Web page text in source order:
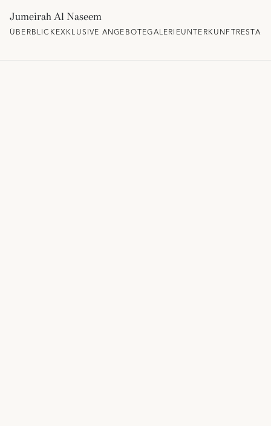
Jumeirah Al Naseem
ÜBERBLICKEXKLUSIVE ANGEBOTEGALERIEUNTERKUNFT